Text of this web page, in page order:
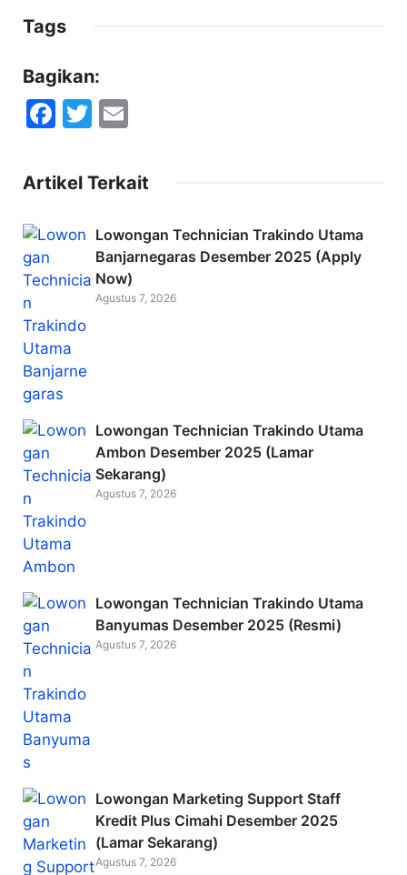
Tags
Bagikan:
F
c
e
b
o
k
T
itt
er
ai
l
Artikel Terkait
Lowongan Technician Trakindo Utama
Banjarnegaras Desember 2025 (Apply
Now)
Agustus 7, 2026
Lowongan Technician Trakindo Utama
Ambon Desember 2025 (Lamar
Sekarang)
Agustus 7, 2026
Lowongan Technician Trakindo Utama
Banyumas Desember 2025 (Resmi)
Agustus 7, 2026
Lowongan Marketing Support Staff
Kredit Plus Cimahi Desember 2025
(Lamar Sekarang)
Agustus 7, 2026